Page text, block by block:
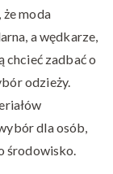
moda
a wędkarze,
chcieć zadbać o
odzieży.
dla osób,
środowisko.